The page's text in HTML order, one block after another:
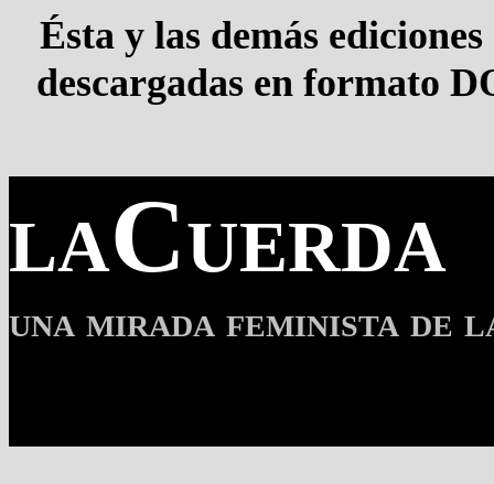
Ésta y las demás
descargadas en formato
laCuerda
una mirada feminista de